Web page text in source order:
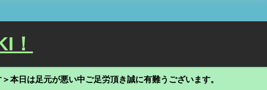
！
本日は足元が悪い中ご足労頂き誠に有難うございます。